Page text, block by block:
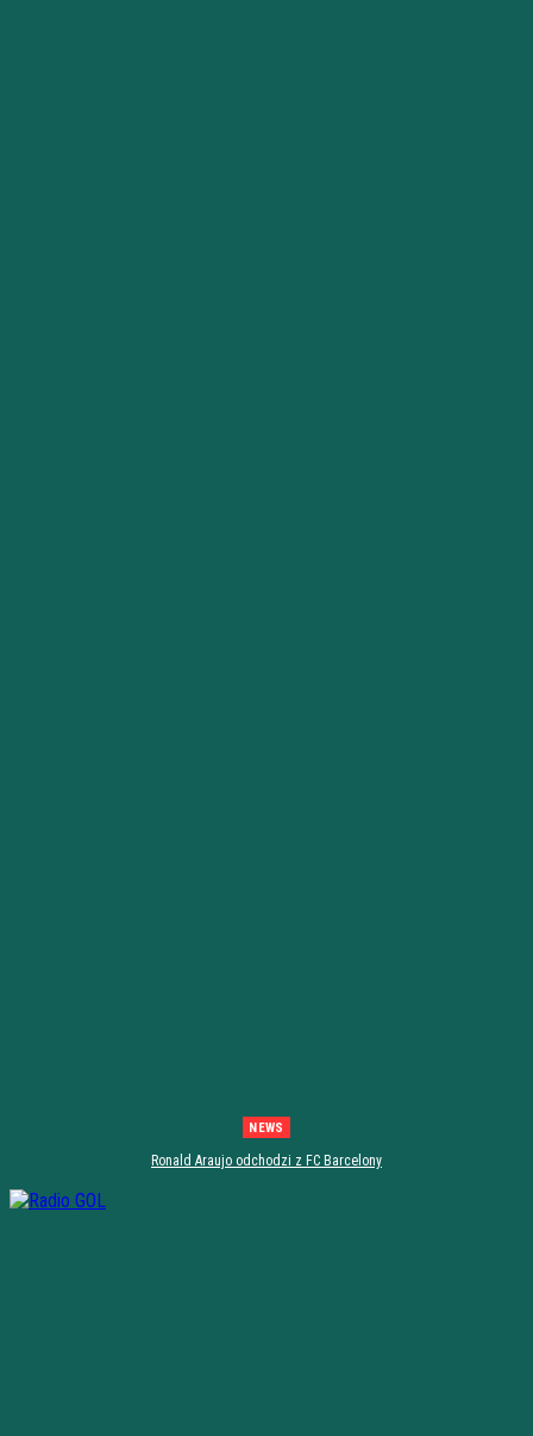
NEWS
Ronald Araujo odchodzi z FC Barcelony